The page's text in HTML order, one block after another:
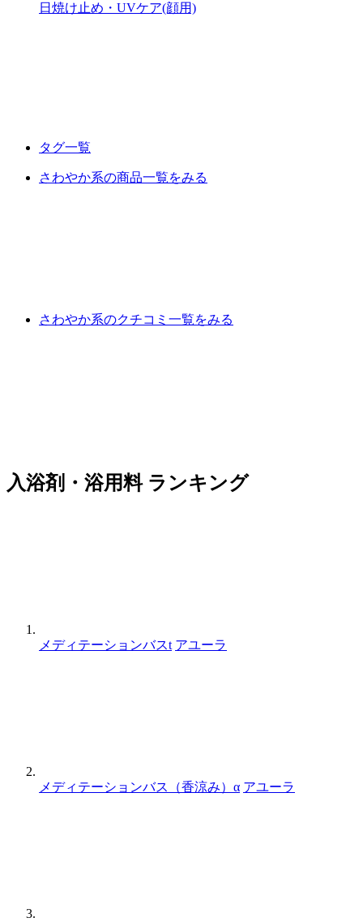
日焼け止め・UVケア(顔用)
タグ一覧
さわやか系の商品一覧をみる
さわやか系のクチコミ一覧をみる
入浴剤・浴用料 ランキング
メディテーションバスt アユーラ
メディテーションバス（香涼み）α アユーラ